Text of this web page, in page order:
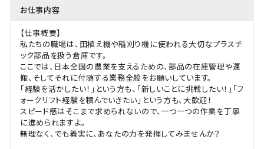
お仕事内容
【仕事概要】
私たちの職場は、田植え機や稲刈り機に使われる大切なプラスチ
ック部品を扱う倉庫です。
ここでは、日本全国の農業を支えるための、部品の在庫管理や運
搬、そしてそれに付随する業務全般をお願いしています。
「経験を活かしたい！」という方も、「新しいことに挑戦したい！」「フ
ォークリフト経験を積んでいきたい」という方も、大歓迎！
スピード感はそこまで求められないので、一つ一つの作業を丁寧
に進められますよ。
無理なく、でも着実に、あなたの力を発揮してみませんか？